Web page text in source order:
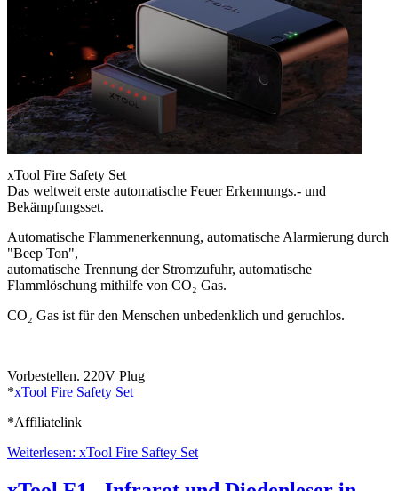
xTool Fire Safety Set
Das weltweit erste automatische Feuer Erkennungs.- und
Bekämpfungsset.
Automatische Flammenerkennung, automatische Alarmierung durch
"Beep Ton",
automatische Trennung der Stromzufuhr, automatische
Flammlöschung mithilfe von CO₂ Gas.
CO₂ Gas ist für den Menschen unbedenklich und geruchlos.
Vorbestellen. 220V Plug
*xTool Fire Safety Set
*Affiliatelink
Weiterlesen: xTool Fire Saftey Set